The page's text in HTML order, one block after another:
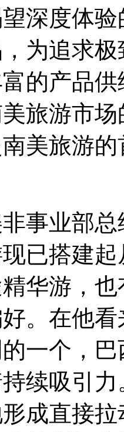
深度体
为追求
的产品
旅游市
美旅游
事业部
已搭建
华游，
。在他
一个，
续吸引
成直接